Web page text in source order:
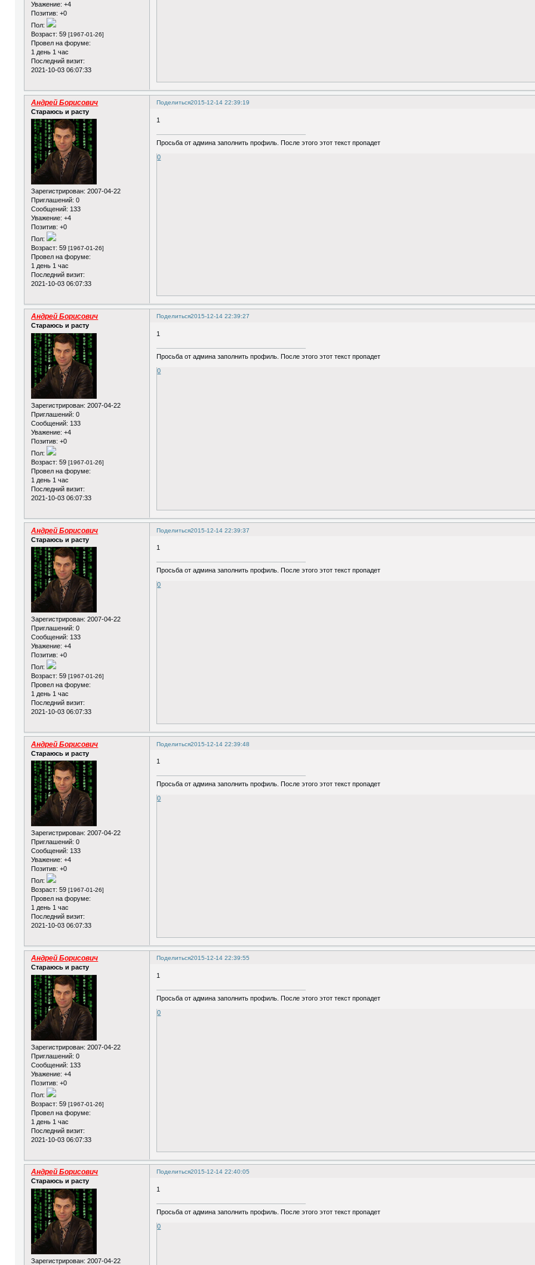
Уважение: +4
Позитив: +0
Пол:
Возраст: 59[1967-01-26]
Провел на форуме:
1 день 1 час
Последний визит:
2021-10-03 06:07:33
Поделиться2015-12-14 22:39:19
Андрей Борисович
Стараюсь и расту
Зарегистрирован: 2007-04-22
Приглашений: 0
Сообщений: 133
Уважение: +4
Позитив: +0
Пол:
Возраст: 59[1967-01-26]
Провел на форуме:
1 день 1 час
Последний визит:
2021-10-03 06:07:33
1
Просьба от админа заполнить профиль. После этого этот текст пропадет
0
Поделиться2015-12-14 22:39:27
Андрей Борисович
Стараюсь и расту
Зарегистрирован: 2007-04-22
Приглашений: 0
Сообщений: 133
Уважение: +4
Позитив: +0
Пол:
Возраст: 59[1967-01-26]
Провел на форуме:
1 день 1 час
Последний визит:
2021-10-03 06:07:33
1
Просьба от админа заполнить профиль. После этого этот текст пропадет
0
Поделиться2015-12-14 22:39:37
Андрей Борисович
Стараюсь и расту
Зарегистрирован: 2007-04-22
Приглашений: 0
Сообщений: 133
Уважение: +4
Позитив: +0
Пол:
Возраст: 59[1967-01-26]
Провел на форуме:
1 день 1 час
Последний визит:
2021-10-03 06:07:33
1
Просьба от админа заполнить профиль. После этого этот текст пропадет
0
Поделиться2015-12-14 22:39:48
Андрей Борисович
Стараюсь и расту
Зарегистрирован: 2007-04-22
Приглашений: 0
Сообщений: 133
Уважение: +4
Позитив: +0
Пол:
Возраст: 59[1967-01-26]
Провел на форуме:
1 день 1 час
Последний визит:
2021-10-03 06:07:33
1
Просьба от админа заполнить профиль. После этого этот текст пропадет
0
Поделиться2015-12-14 22:39:55
Андрей Борисович
Стараюсь и расту
Зарегистрирован: 2007-04-22
Приглашений: 0
Сообщений: 133
Уважение: +4
Позитив: +0
Пол:
Возраст: 59[1967-01-26]
Провел на форуме:
1 день 1 час
Последний визит:
2021-10-03 06:07:33
1
Просьба от админа заполнить профиль. После этого этот текст пропадет
0
Поделиться2015-12-14 22:40:05
Андрей Борисович
Стараюсь и расту
Зарегистрирован: 2007-04-22
1
Просьба от админа заполнить профиль. После этого этот текст пропадет
0